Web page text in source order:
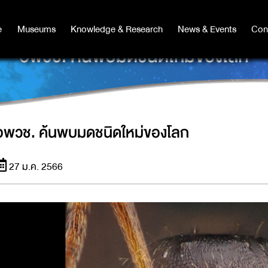
Museums Knowledge & Research News & Events
Museums Knowledge & Research News & Events
อพวช. ค้นพบมดชนิดใหม่ของโลก
วช. ค้นพบมดชนิดใหม่ของโลก
27 ม.ค. 2566